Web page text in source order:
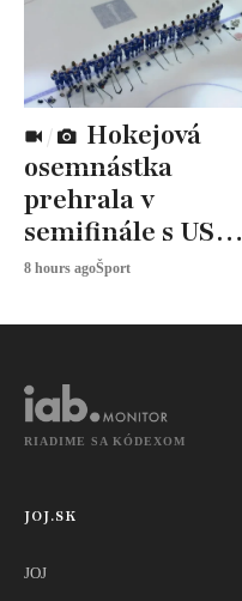
osemnástka
prehrala v
semifinále s USA,
zabojuje o BRONZ
8 hours agoŠport
RIADIME SA KÓDEXOM
JOJ.SK
JOJ